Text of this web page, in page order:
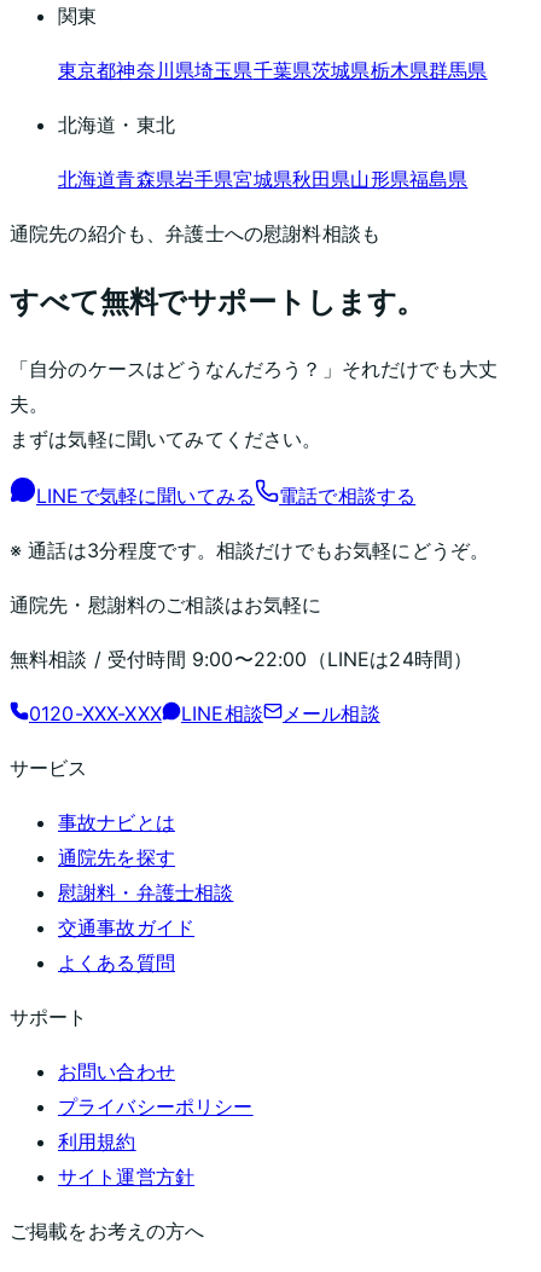
関東
東京都神奈川県埼玉県千葉県茨城県栃木県群馬県
北海道・東北
北海道青森県岩手県宮城県秋田県山形県福島県
通院先の紹介も、弁護士への慰謝料相談も
すべて無料でサポートします。
「自分のケースはどうなんだろう？」それだけでも大丈
夫。
まずは気軽に聞いてみてください。
LINEで気軽に聞いてみる 電話で相談する
※ 通話は3分程度です。相談だけでもお気軽にどうぞ。
通院先・慰謝料のご相談はお気軽に
無料相談 / 受付時間 9:00〜22:00 （LINEは24時間）
0120-XXX-XXX LINE相談 メール相談
サービス
事故ナビとは
通院先を探す
慰謝料・弁護士相談
交通事故ガイド
よくある質問
サポート
お問い合わせ
プライバシーポリシー
利用規約
サイト運営方針
ご掲載をお考えの方へ